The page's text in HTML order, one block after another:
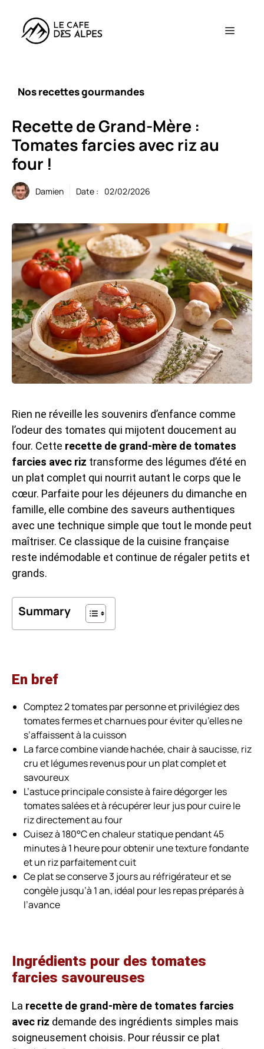
contenu
Menu
Nos recettes gourmandes
Recette de Grand-Mère :
Tomates farcies avec riz au
four !
Damien Date : 02/02/2026
Rien ne réveille les souvenirs d’enfance comme
l’odeur des tomates qui mijotent doucement au
four. Cette recette de grand-mère de tomates
farcies avec riz transforme des légumes d’été en
un plat complet qui nourrit autant le corps que le
cœur. Parfaite pour les déjeuners du dimanche en
famille, elle combine des saveurs authentiques
avec une technique simple que tout le monde peut
maîtriser. Ce classique de la cuisine française
reste indémodable et continue de régaler petits et
grands.
Summary
En bref
Comptez 2 tomates par personne et privilégiez des
tomates fermes et charnues pour éviter qu’elles ne
s’affaissent à la cuisson
La farce combine viande hachée, chair à saucisse, riz
cru et légumes revenus pour un plat complet et
savoureux
L’astuce principale consiste à faire dégorger les
tomates salées et à récupérer leur jus pour cuire le
riz directement au four
Cuisez à 180°C en chaleur statique pendant 45
minutes à 1 heure pour obtenir une texture fondante
et un riz parfaitement cuit
Ce plat se conserve 3 jours au réfrigérateur et se
congèle jusqu’à 1 an, idéal pour les repas préparés à
l’avance
Ingrédients pour des tomates
farcies savoureuses
La recette de grand-mère de tomates farcies
avec riz demande des ingrédients simples mais
soigneusement choisis. Pour réussir ce plat